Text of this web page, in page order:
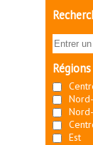
Régions
Est